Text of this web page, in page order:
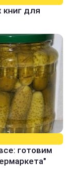
книг для
готовим